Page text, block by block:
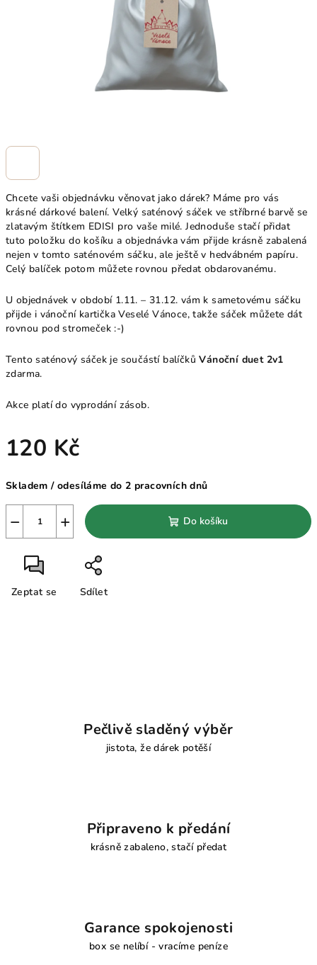
Chcete vaši objednávku věnovat jako dárek? Máme pro vás
krásné dárkové balení. Velký saténový sáček ve stříbrné barvě se
zlatavým štítkem EDISI pro vaše milé. Jednoduše stačí přidat
tuto položku do košíku a objednávka vám přijde krásně zabalená
nejen v tomto saténovém sáčku, ale ještě v hedvábném papíru.
Celý balíček potom můžete rovnou předat obdarovanému.
U objednávek v období 1.11. – 31.12. vám k sametovému sáčku
přijde i vánoční kartička Veselé Vánoce, takže sáček můžete dát
rovnou pod stromeček :-)
Tento saténový sáček je součástí balíčků Vánoční duet 2v1
zdarma.
Akce platí do vyprodání zásob.
120 Kč
cena:
Skladem / odesíláme do 2 pracovních dnů
+
− Do košíku
Zeptat se Sdílet
Pečlivě sladěný výběr
jistota, že dárek potěší
Připraveno k předání
krásně zabaleno, stačí předat
Garance spokojenosti
box se nelíbí - vracíme peníze